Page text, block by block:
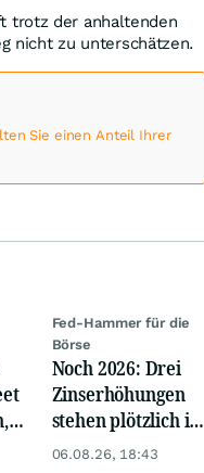
trotz der anhaltenden
nicht zu unterschätzen.
Sie einen Anteil Ihrer
Fed-Hammer für die
Börse
Noch 2026: Drei
Zinserhöhungen
stehen plötzlich im
Raum
06.08.26, 18:43